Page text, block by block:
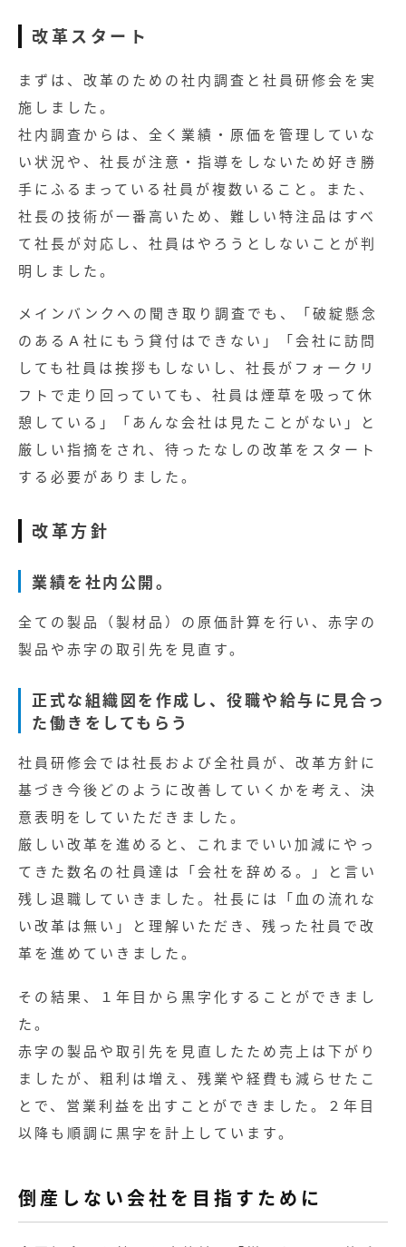
改革スタート
まずは、改革のための社内調査と社員研修会を実
施しました。
社内調査からは、全く業績・原価を管理していな
い状況や、社長が注意・指導をしないため好き勝
手にふるまっている社員が複数いること。また、
社長の技術が一番高いため、難しい特注品はすべ
て社長が対応し、社員はやろうとしないことが判
明しました。
メインバンクへの聞き取り調査でも、「破綻懸念
のあるＡ社にもう貸付はできない」「会社に訪問
しても社員は挨拶もしないし、社長がフォークリ
フトで走り回っていても、社員は煙草を吸って休
憩している」「あんな会社は見たことがない」と
厳しい指摘をされ、待ったなしの改革をスタート
する必要がありました。
改革方針
業績を社内公開。
全ての製品（製材品）の原価計算を行い、赤字の
製品や赤字の取引先を見直す。
正式な組織図を作成し、役職や給与に見合っ
た働きをしてもらう
社員研修会では社長および全社員が、改革方針に
基づき今後どのように改善していくかを考え、決
意表明をしていただきました。
厳しい改革を進めると、これまでいい加減にやっ
てきた数名の社員達は「会社を辞める。」と言い
残し退職していきました。社長には「血の流れな
い改革は無い」と理解いただき、残った社員で改
革を進めていきました。
その結果、１年目から黒字化することができまし
た。
赤字の製品や取引先を見直したため売上は下がり
ましたが、粗利は増え、残業や経費も減らせたこ
とで、営業利益を出すことができました。２年目
以降も順調に黒字を計上しています。
倒産しない会社を目指すために